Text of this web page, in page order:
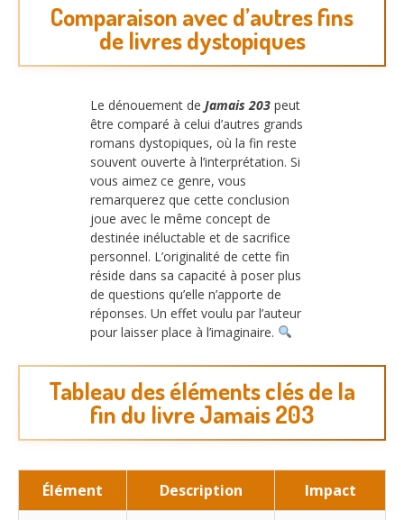
Comparaison avec d’autres fins
de livres dystopiques
Le dénouement de Jamais 203 peut
être comparé à celui d’autres grands
romans dystopiques, où la fin reste
souvent ouverte à l’interprétation. Si
vous aimez ce genre, vous
remarquerez que cette conclusion
joue avec le même concept de
destinée inéluctable et de sacrifice
personnel. L’originalité de cette fin
réside dans sa capacité à poser plus
de questions qu’elle n’apporte de
réponses. Un effet voulu par l’auteur
pour laisser place à l’imaginaire.
Tableau des éléments clés de la
fin du livre Jamais 203
Élément Description Impact